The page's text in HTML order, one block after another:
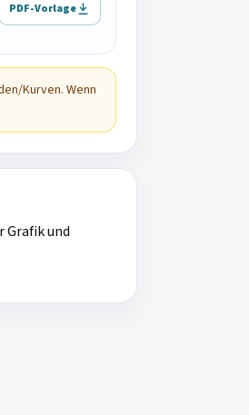
PDF-Vorlage
Kurven. Wenn
Grafik und